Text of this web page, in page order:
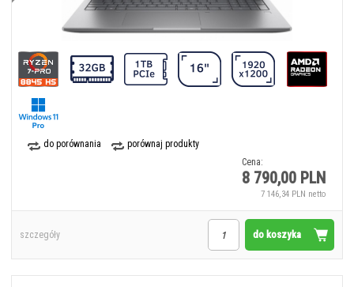
do porównania
porównaj produkty
Cena:
8 790,00 PLN
7 146,34 PLN netto
do koszyka
szczegóły